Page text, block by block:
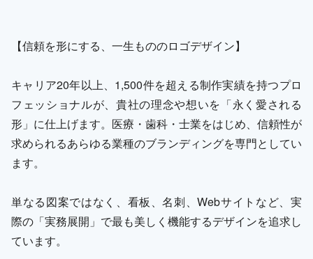
【信頼を形にする、一生もののロゴデザイン】
キャリア20年以上、1,500件を超える制作実績を持つプロ
フェッショナルが、貴社の理念や想いを「永く愛される
形」に仕上げます。医療・歯科・士業をはじめ、信頼性が
求められるあらゆる業種のブランディングを専門としてい
ます。
単なる図案ではなく、看板、名刺、Webサイトなど、実
際の「実務展開」で最も美しく機能するデザインを追求し
ています。